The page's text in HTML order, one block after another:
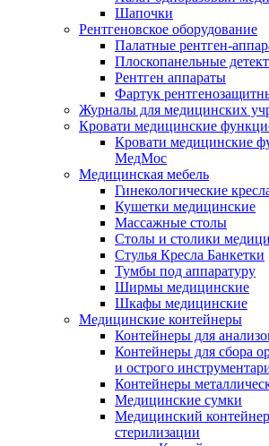
Шапочки
Рентгеновское оборудование
Палатные рентген-
Плоскопанельные
Рентген аппараты
Фартук
Журналы для медицинских
Кровати медицинские
Кровати медицинские
МедМос
Медицинская мебель
Гинекологические
Кушетки медицинские
Массажные столы
Столы и столики
Стулья Кресла Банкетки
Тумбы под аппаратуру
Ширмы медицинские
Шкафы медицинские
Медицинские контейнеры
Контейнеры для
Контейнеры для сбора
и острого
Контейнеры
Медицинские сумки
Медицинский
стерилизации